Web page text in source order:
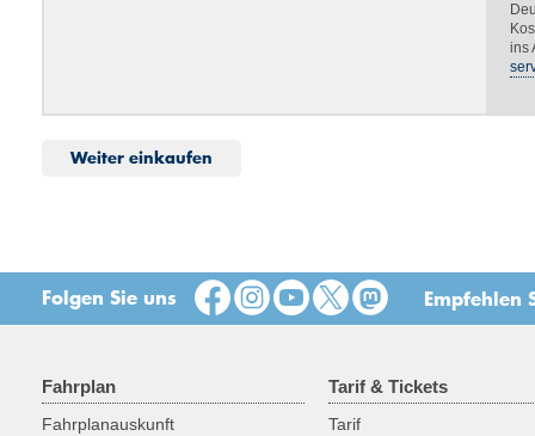
ins
Weiter einkaufen
Folgen Sie uns Empfehlen
Fahrplan
Fahrplanauskunft
Tarif & Tickets
Tarif